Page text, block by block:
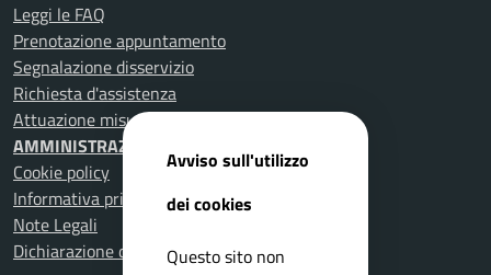
Leggi le FAQ
Prenotazione appuntamento
Segnalazione disservizio
Richiesta d'assistenza
Attuazione misure PNRR
AMMINISTRAZIONE TRASPARENTE
Cookie policy
Informativa privacy
Note Legali
Dichiarazione di accessibilità
Avviso sull'utilizzo
dei cookies
Questo sito non